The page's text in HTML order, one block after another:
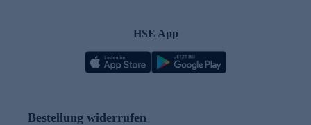
HSE App
Bestellung widerrufen